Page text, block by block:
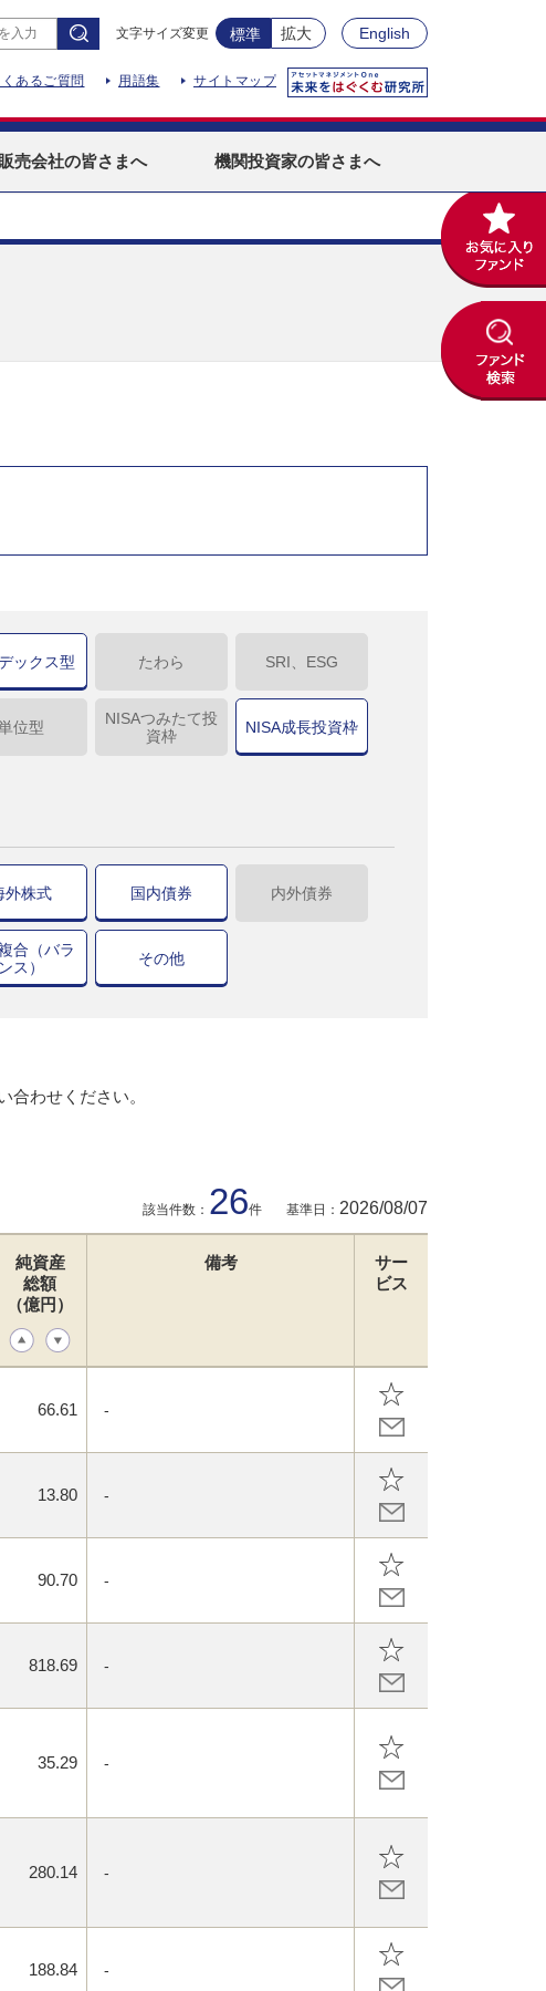
文字サイズ変更 標準 拡大 English
くあるご質問 用語集 サイトマップ
販売会社の皆さまへ 機関投資家の皆さまへ
ックス型 たわら SRI、ESG
位型
NISAつみたて投
資枠
NISA成長投資枠
外株式 国内債券 内外債券
合（バラ
ンス）
その他
わせください。
該当件数： 26件 基準日： 2026/08/07
純資産
総額
（億円）
備考
サー
ビス
66.61 -
13.80 -
90.70 -
818.69 -
35.29 -
280.14 -
188.84 -